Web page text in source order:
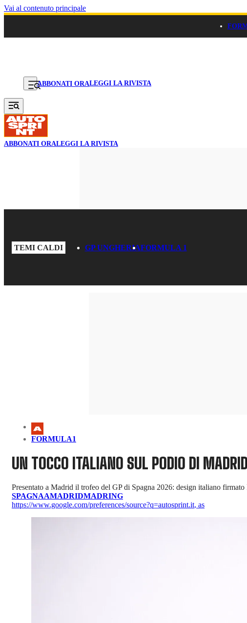
Vai al contenuto principale
ABBONATI ORALEGGI LA RIVISTA
ABBONATI ORALEGGI LA RIVISTA
TEMI CALDI GP UNGHERIAFORMULA 1
FORMULA1
UN TOCCO ITALIANO SUL PODIO DI
Presentato a Madrid il trofeo del GP di Spagna 2026: design italiano
SPAGNAAMADRIDMADRING
https://www.google.com/preferences/source?q=autosprint.it, as